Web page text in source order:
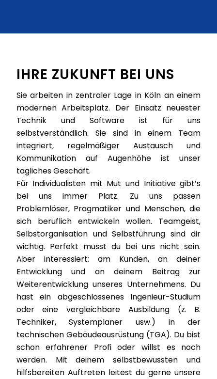
IHRE ZUKUNFT BEI UNS
Sie arbeiten in zentraler Lage in Köln an einem
modernen Arbeitsplatz. Der Einsatz neuester
Technik und Software ist für uns
selbstverständlich. Sie sind in einem Team
integriert, regelmäßiger Austausch und
Kommunikation auf Augenhöhe ist unser
tägliches Geschäft.
Für Individualisten mit Mut und Initiative gibt’s
bei uns immer Platz. Zu uns passen
Problemlöser, Pragmatiker und Menschen, die
sich beruflich entwickeln wollen. Teamgeist,
Selbstorganisation und Selbstführung sind dir
wichtig. Perfekt musst du bei uns nicht sein.
Aber interessiert: am Kunden, an deiner
Entwicklung und an deinem Beitrag zur
Weiterentwicklung unseres Unternehmens. Du
hast ein abgeschlossenes Ingenieur-Studium
oder eine vergleichbare Ausbildung (z. B.
Techniker, Systemplaner usw.) in der
technischen Gebäudeausrüstung (TGA). Du bist
schon erfahrener Profi oder willst es noch
werden. Mit deinem selbstbewussten und
hilfsbereiten Auftreten leitest du gerne unsere